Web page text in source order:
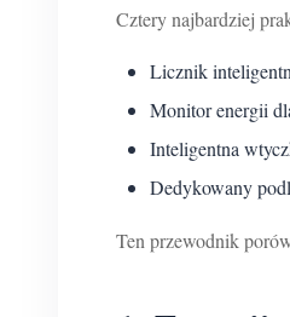
Cztery najbardziej
Licznik
Monitor energii
Inteligentna
Dedykowany
Ten przewodnik